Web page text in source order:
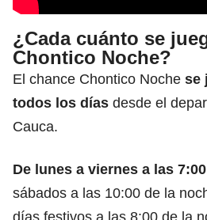
¿Cada cuánto se
Chontico Noche?
El chance Chontico Noche se
todos los días desde el
Cauca.
De lunes a viernes a las
sábados a las 10:00 de la
días festivos a las 8:00 de la